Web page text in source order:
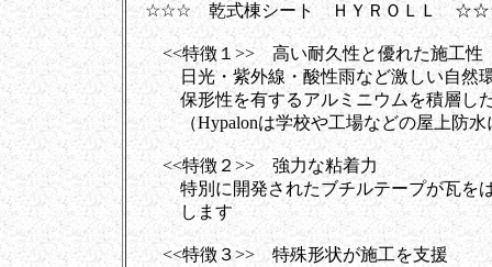
☆☆☆ 乾式棟シート ＨＹＲＯＬＬ
<<特徴１>> 高い耐久性と優れた施工性
日光・紫外線・酸性雨など激しい自然環
保形性を有するアルミニウムを積層した
（Hypalonは学校や工場などの屋上防水
<<特徴２>> 強力な粘着力
特別に開発されたブチルテープが瓦をは
します
<<特徴３>> 特殊形状が施工を支援